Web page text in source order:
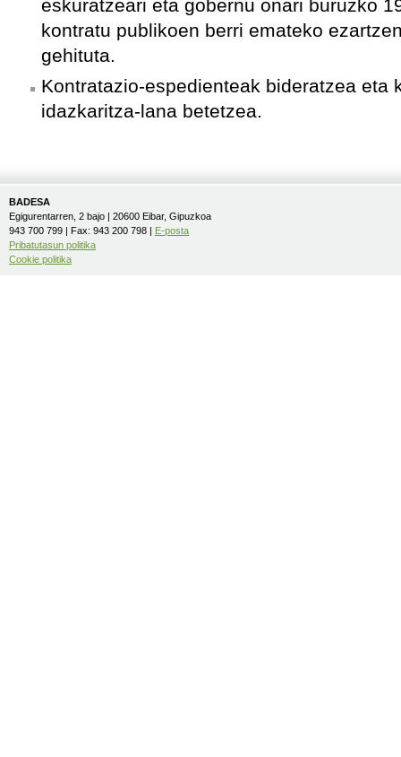
eskuratzeari eta gobernu onari buruzko
kontratu publikoen berri emateko
gehituta.
Kontratazio-espedienteak bideratzea eta
idazkaritza-lana betetzea.
BADESA
Egigurentarren, 2 bajo | 20600 Eibar, Gipuzkoa
943 700 799 | Fax: 943 200 798 | E-posta
Pribatutasun politika
Cookie politika